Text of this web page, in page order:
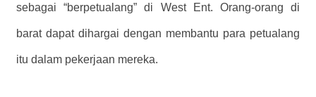
sebagai “berpetualang” di West Ent. Orang-orang di
barat dapat dihargai dengan membantu para petualang
itu dalam pekerjaan mereka.